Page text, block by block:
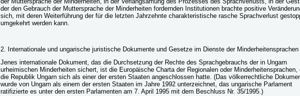
der den Gebrauch der Muttersprache der Minderheiten fordernden Institutionen brachte positive
sich, mit deren Weiterführung der für die letzten Jahrzehnte charakteristische rasche Sprachverlust
umgekehrt werden kann.
2. Internationale und ungarische juristische Dokumente und Gesetze im Dienste der Minderheitensprachen
Jenes internationale Dokument, das die Durchsetzung der Rechte des Sprachgebrauchs der in Ungarn
urheimischen Minderheiten sichert, ist die Europäische Charta der Regionalen oder Minderheitensprachen,
die Republik Ungarn sich als einer der ersten Staaten angeschlossen hatte. (Das völkerrechtliche
wurde von Ungarn als einem der ersten Staaten im Jahre 1992 unterzeichnet, das ungarische Parlament
ratifizierte es unter den ersten Parlamenten am 7. April 1995 mit dem Beschluss Nr. 35/1995.)